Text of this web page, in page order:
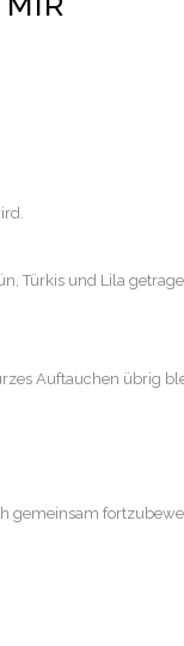
Türkis und Lila
Auftauchen übrig